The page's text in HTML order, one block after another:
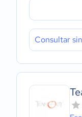
Consultar